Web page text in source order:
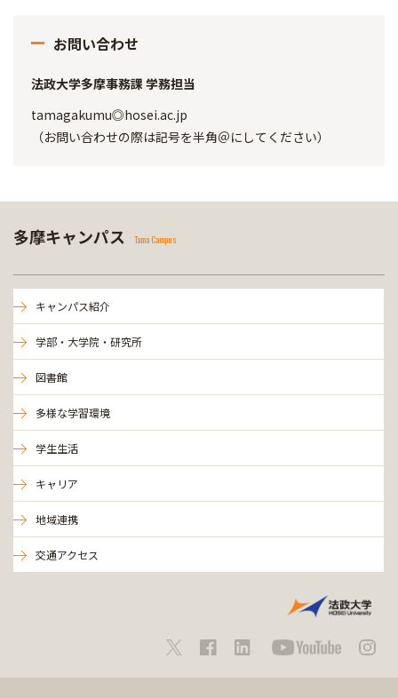
お問い合わせ
法政大学多摩事務課 学務担当
tamagakumu◎hosei.ac.jp
（お問い合わせの際は記号を半角＠にしてください）
多摩キャンパス Tama Campus
キャンパス紹介
学部・大学院・研究所
図書館
多様な学習環境
学生生活
キャリア
地域連携
交通アクセス